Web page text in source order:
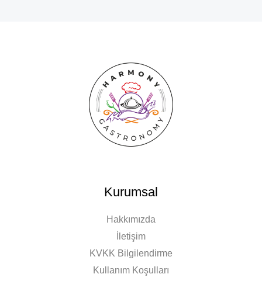
Kurumsal
Hakkımızda
İletişim
KVKK Bilgilendirme
Kullanım Koşulları